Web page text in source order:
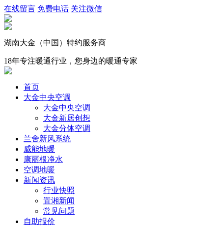
在线留言 免费电话 关注微信
湖南大金（中国）特约服务商
18年专注暖通行业，您身边的暖通专家
首页
大金中央空调
大金中央空调
大金新居创想
大金分体空调
兰舍新风系统
威能地暖
康丽根净水
空调地暖
新闻资讯
行业快照
置湘新闻
常见问题
自助报价